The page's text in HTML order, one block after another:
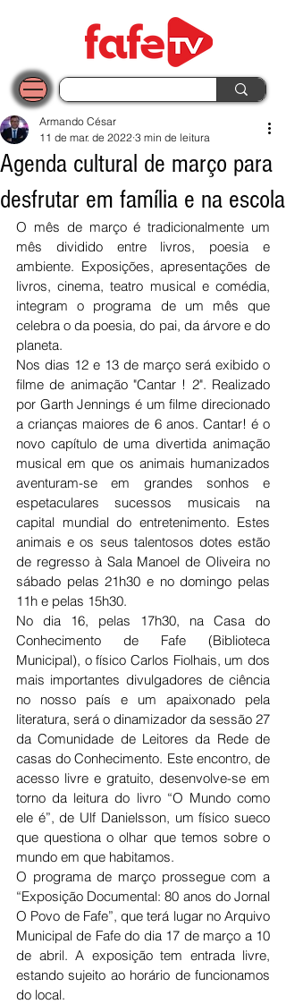
Agenda cultural de março para
desfrutar em família e na escola
Armando César
11 de mar. de 2022 3 min de leitura
O mês de março é tradicionalmente um
mês dividido entre livros, poesia e
ambiente. Exposições, apresentações de
livros, cinema, teatro musical e comédia,
integram o programa de um mês que
celebra o da poesia, do pai, da árvore e do
planeta.
Nos dias 12 e 13 de março será exibido o
filme de animação "Cantar ! 2". Realizado
por Garth Jennings é um filme direcionado
a crianças maiores de 6 anos. Cantar! é o
novo capítulo de uma divertida animação
musical em que os animais humanizados
aventuram-se em grandes sonhos e
espetaculares sucessos musicais na
capital mundial do entretenimento. Estes
animais e os seus talentosos dotes estão
de regresso à Sala Manoel de Oliveira no
sábado pelas 21h30 e no domingo pelas
11h e pelas 15h30.
No dia 16, pelas 17h30, na Casa do
Conhecimento de Fafe (Biblioteca
Municipal), o físico Carlos Fiolhais, um dos
mais importantes divulgadores de ciência
no nosso país e um apaixonado pela
literatura, será o dinamizador da sessão 27
da Comunidade de Leitores da Rede de
casas do Conhecimento. Este encontro, de
acesso livre e gratuito, desenvolve-se em
torno da leitura do livro “O Mundo como
ele é”, de Ulf Danielsson, um físico sueco
que questiona o olhar que temos sobre o
mundo em que habitamos.
O programa de março prossegue com a
“Exposição Documental: 80 anos do Jornal
O Povo de Fafe”, que terá lugar no Arquivo
Municipal de Fafe do dia 17 de março a 10
de abril. A exposição tem entrada livre,
estando sujeito ao horário de funcionamos
do local.